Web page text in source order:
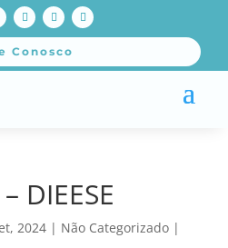
Conosco
DIEESE
2024| Não Categorizado|